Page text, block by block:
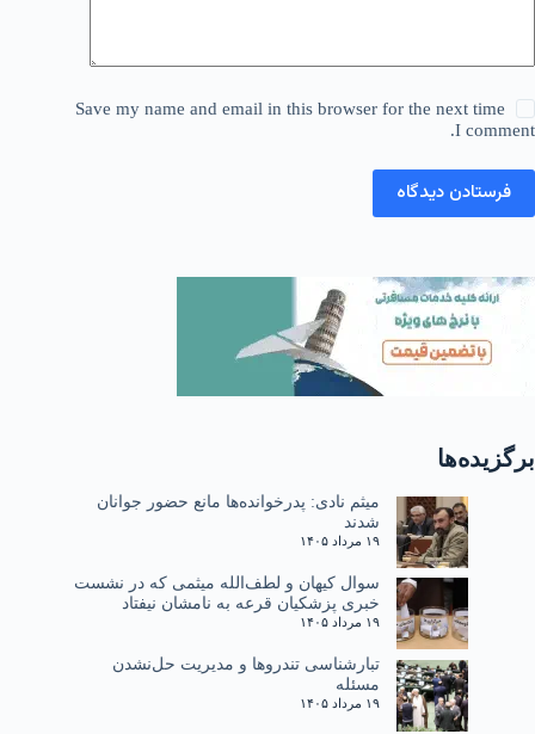
Save my name and email in this browser for the next time
I comment.
فرستادن دیدگاه
برگزیده‌ها
میثم نادی: پدرخوانده‌ها مانع حضور جوانان
شدند
۱۹ مرداد ۱۴۰۵
سوال کیهان و لطف‌الله میثمی که در نشست
خبری پزشکیان قرعه به نامشان نیفتاد
۱۹ مرداد ۱۴۰۵
تبارشناسی تندروها و مدیریت حل‌نشدن
مسئله
۱۹ مرداد ۱۴۰۵